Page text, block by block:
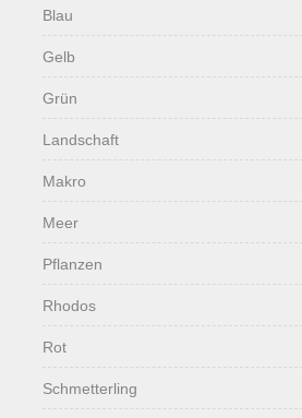
Blau
Gelb
Grün
Landschaft
Makro
Meer
Pflanzen
Rhodos
Rot
Schmetterling